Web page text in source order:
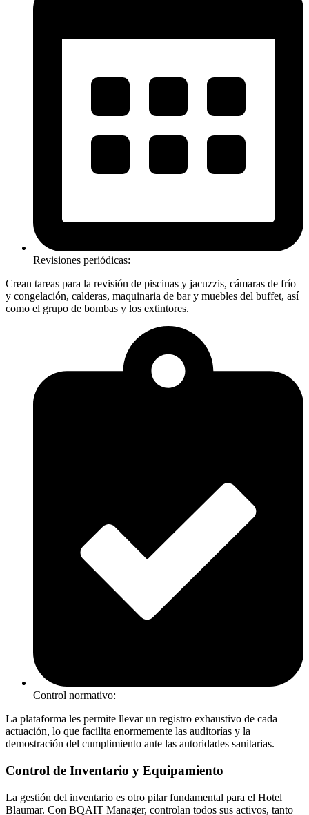
Revisiones periódicas:
Crean tareas para la revisión de piscinas y jacuzzis, cámaras de frío
y congelación, calderas, maquinaria de bar y muebles del buffet, así
como el grupo de bombas y los extintores.
Control normativo:
La plataforma les permite llevar un registro exhaustivo de cada
actuación, lo que facilita enormemente las auditorías y la
demostración del cumplimiento ante las autoridades sanitarias.
Control de Inventario y Equipamiento
La gestión del inventario es otro pilar fundamental para el Hotel
Blaumar. Con BQAIT Manager, controlan todos sus activos, tanto